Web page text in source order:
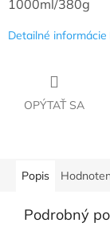
1000ml/380g
Detailné informácie
OPÝTAŤ SA
Popis
Podrobný